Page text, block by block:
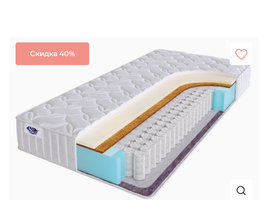
Скидка 40%